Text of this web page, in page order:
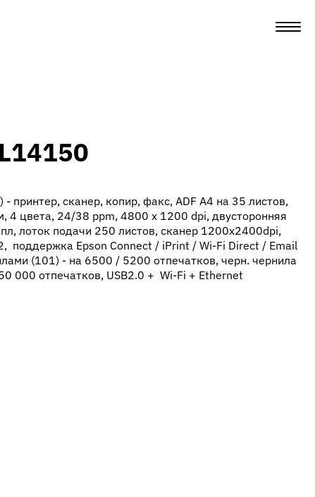
принтер, сканер, копир, факс, ADF A4 на 35 листов,
4 цвета, 24/38 ppm, 4800 x 1200 dpi, двусторонняя
лоток подачи 250 листов, сканер 1200x2400dpi,
поддержка Epson Connect / iPrint / Wi-Fi Direct / Email
(101) - на 6500 / 5200 отпечатков, черн. чернила
000 отпечатков, USB2.0 + Wi-Fi + Ethernet